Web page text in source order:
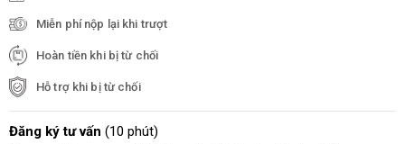
Miễn phí nộp lại khi trượt
Hoàn tiền khi bị từ chối
Hỗ trợ khi bị từ chối
Đăng ký tư vấn (10 phút)